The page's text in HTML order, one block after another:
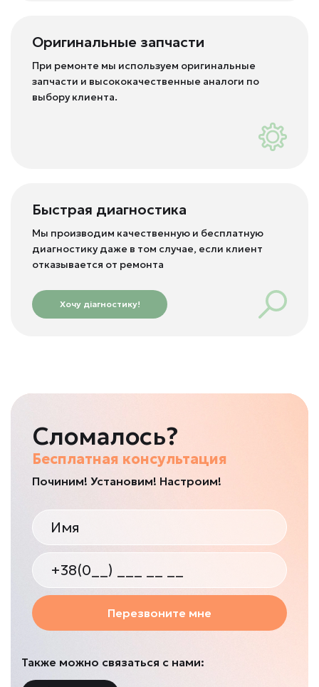
Оригинальные запчасти
При ремонте мы используем оригинальные
запчасти и высококачественные аналоги по
выбору клиента.
Быстрая диагностика
Мы производим качественную и бесплатную
диагностику даже в том случае, если клиент
отказывается от ремонта
Хочу діагностику!
Сломалось?
Бесплатная консультация
Починим! Установим! Настроим!
Перезвоните мне
Также можно связаться с нами: